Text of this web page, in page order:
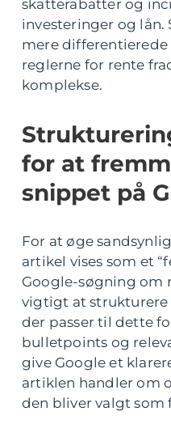
skatterabatter og
investeringer og
mere differentierede
reglerne for rente
komplekse.
for at
snippet på
For at øge
artikel vises som et
Google-søgning om
vigtigt at strukturere
der passer til dette
bulletpoints og
give Google et
artiklen handler om
den bliver valgt som